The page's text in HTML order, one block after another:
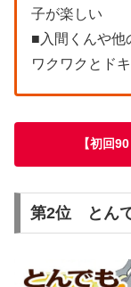
子が楽しい
■入間くんや他
ワクワクとド
【初回
第2位 とん